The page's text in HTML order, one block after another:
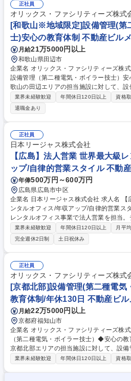
日常点検・法定点検・契約に基づく業務計
の作成・緊急時の対応及び一次的な修繕(
ーカーや修繕業者等への発注・オーナー様
事業紹介動画：https://youtu.be/
理)：https://www.youtube.com/
備管理（対象資格必須）◆オリックス×大
正社員
オリックス・ファシリティーズ株式
[和歌山※地域限定]設備管理(第
士)安心の教育体制 不動産ビル
月給21万5000円以上
和歌山県田辺市
企業名 オリックス・ファシリティーズ株式会社 求人名 [和歌山※地
設備管理（第二種電気・ボイラー技士）安心の教育
歌山の田辺エリアの担当施設に対して、
や大学、公共施設な等様々な施設)※丁寧
で、長期的にキャリア形成したい方にオススメの
は】点検/見積/緊急対応等が主な業務です
検・法定点検・契約に基づく業務計画の
成・緊急時の対応及び一次的な修繕(建物
ーや修繕業者等への発注・オーナー様への
紹介動画：https://youtu.be/
https://www.youtube.com/watch?v=T5Xs84QEaJE 募集職
域限定]設備管理（第二種電気・ボイラー
業界未経験歓迎 年間休日120日以上 資格
退職金あり
正社員
日本リージャス株式会社
【広島】法人営業 世界最大級
ップ/自律的営業スタイル 不動
年俸500万円～600万円
広島県広島市中区
企業名 日本リージャス株式会社 求人名 【広島】法人営業■世界最大級レ
ンタルオフィス/年収アップ/自律的営業スタイル 仕事の内容 世界
レンタルオフィス事業で法人営業を担当
見込み客に商談や内覧対応、価格交渉を
ッションにより、頑張り次第で年収1,000万円以上も可
法人向けにレンタルオフィスやコワーキ
対応します。1時間ごとに次のお客様の内
ード感を持って業務を組み立てます。 【
ため、自分を高めたい・もっと稼ぎたいア
均残業は月1.75時間ですので、定時内に高
コミッション(成果報酬)あり。 募集職種 【広島】法人営業■世界最大級レ
ンタルオフィス/年収アップ/自律的営業ス
業界未経験歓迎 年間休日120日以上
月平
完全週休2日制
土日祝休み
正社員
オリックス・ファシリティーズ株式
[京都北部]設備管理(第二種電気
教育体制/年休130日 不動産ビ
月給22万5000円以上
京都府福知山市
企業名 オリックス・ファシリティーズ株式会社 求人名 [京都北部]
（第二種電気・ボイラー技士）◆安心の教育体制
京都北部エリアの担当施設に対して、設
大学、公共施設な等様々な施設)※丁寧な
は】点検/見積/緊急対応等が主な業務です
業界未経験歓迎 年間休日120日以上 資格